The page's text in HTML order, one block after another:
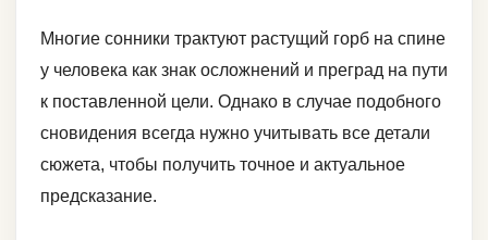
Многие сонники трактуют растущий горб на спине
у человека как знак осложнений и преград на пути
к поставленной цели. Однако в случае подобного
сновидения всегда нужно учитывать все детали
сюжета, чтобы получить точное и актуальное
предсказание.